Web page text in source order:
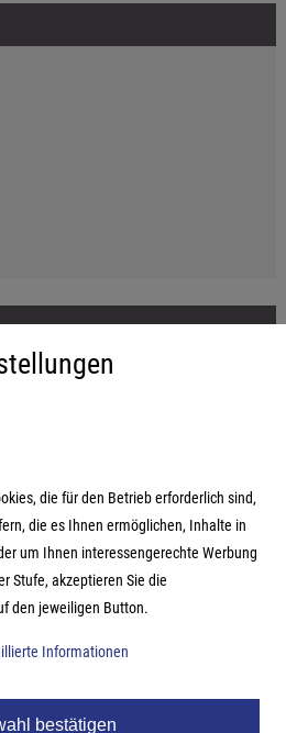
5
die für den Betrieb erforderlich sind,
die es Ihnen ermöglichen, Inhalte in
um Ihnen interessengerechte Werbung
Stufe, akzeptieren Sie die
den jeweiligen Button.
Informationen
bestätigen